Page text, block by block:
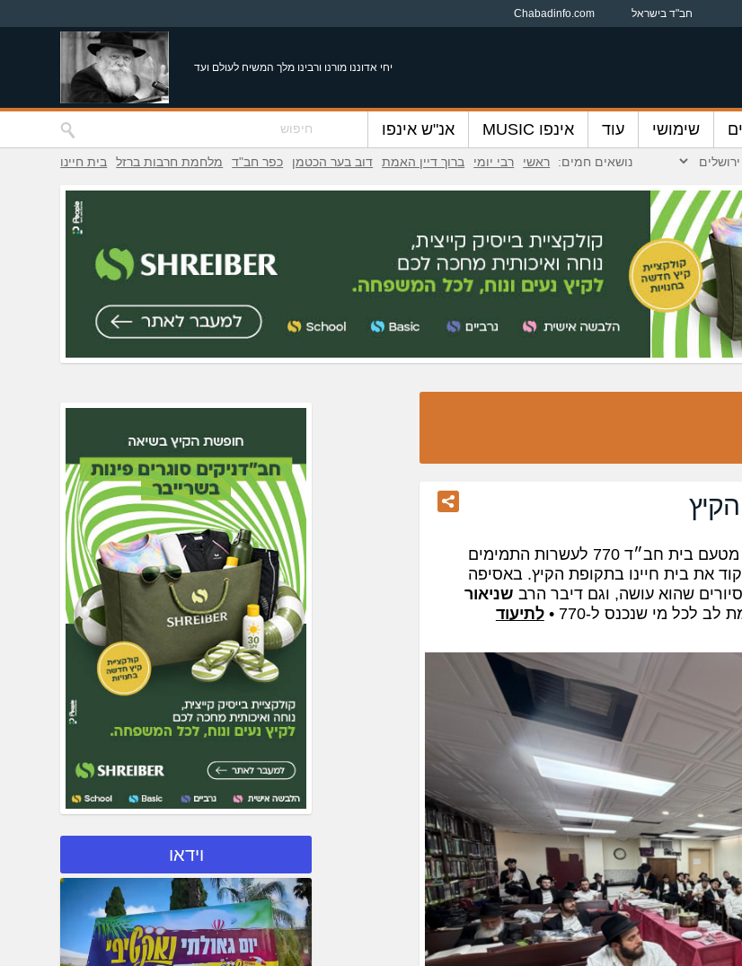
חב"ד בישראל Chabadinfo.com
יחי אדוננו מורנו ורבינו מלך המשיח לעולם ועד
שימושי עוד אינפו MUSIC אנ"ש אינפו
נושאים חמים: ראשי רבי יומי ברוך דיין האמת דוב בער הכטמן כפר חב"ד מלחמת חרבות ברזל בית חיינו
אתמול (ראשון) נערכה אסיפת הערכות מיוחדת מטעם בית חב״ד 770 לעשרות התמימים
את בית חיינו בתקופת הקיץ. באסיפה
שהוא עושה, וגם דיבר הרב שניאור
לתיעוד
וידאו